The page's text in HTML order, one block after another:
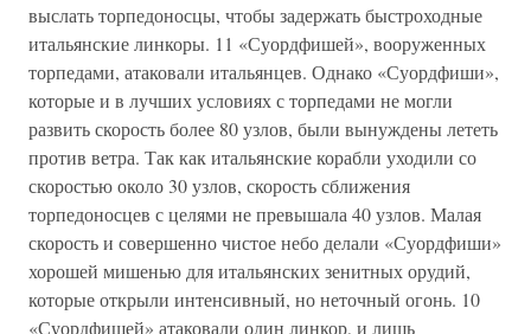
выслать торпедоносцы, чтобы задержать быстроходные
итальянские линкоры. 11 «Суордфишей», вооруженных
торпедами, атаковали итальянцев. Однако «Суордфиши»,
которые и в лучших условиях с торпедами не могли
развить скорость более 80 узлов, были вынуждены лететь
против ветра. Так как итальянские корабли уходили со
скоростью около 30 узлов, скорость сближения
торпедоносцев с целями не превышала 40 узлов. Малая
скорость и совершенно чистое небо делали «Суордфиши»
хорошей мишенью для итальянских зенитных орудий,
которые открыли интенсивный, но неточный огонь. 10
«Суордфишей» атаковали один линкор, и лишь